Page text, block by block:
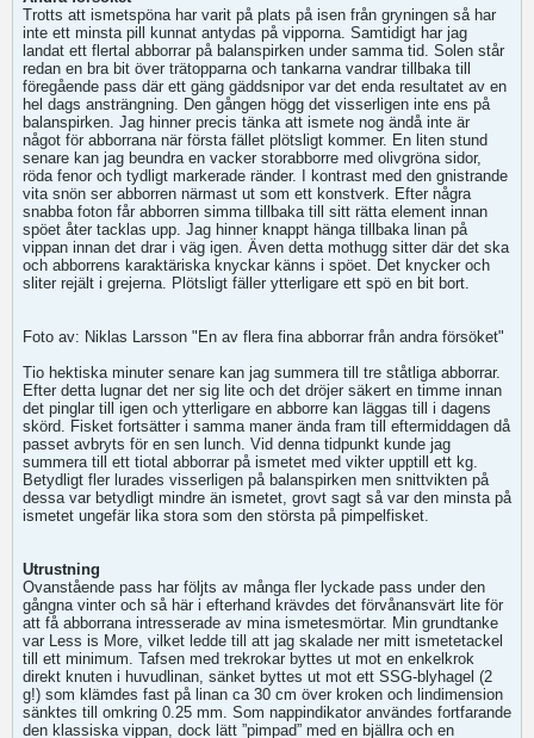
Trotts att ismetspöna har varit på plats på isen från gryningen så har
inte ett minsta pill kunnat antydas på vipporna. Samtidigt har jag
landat ett flertal abborrar på balanspirken under samma tid. Solen står
redan en bra bit över trätopparna och tankarna vandrar tillbaka till
föregående pass där ett gäng gäddsnipor var det enda resultatet av en
hel dags ansträngning. Den gången högg det visserligen inte ens på
balanspirken. Jag hinner precis tänka att ismete nog ändå inte är
något för abborrana när första fället plötsligt kommer. En liten stund
senare kan jag beundra en vacker storabborre med olivgröna sidor,
röda fenor och tydligt markerade ränder. I kontrast med den gnistrande
vita snön ser abborren närmast ut som ett konstverk. Efter några
snabba foton får abborren simma tillbaka till sitt rätta element innan
spöet åter tacklas upp. Jag hinner knappt hänga tillbaka linan på
vippan innan det drar i väg igen. Även detta mothugg sitter där det ska
och abborrens karaktäriska knyckar känns i spöet. Det knycker och
sliter rejält i grejerna. Plötsligt fäller ytterligare ett spö en bit bort.
Foto av: Niklas Larsson "En av flera fina abborrar från andra försöket"
Tio hektiska minuter senare kan jag summera till tre ståtliga abborrar.
Efter detta lugnar det ner sig lite och det dröjer säkert en timme innan
det pinglar till igen och ytterligare en abborre kan läggas till i dagens
skörd. Fisket fortsätter i samma maner ända fram till eftermiddagen då
passet avbryts för en sen lunch. Vid denna tidpunkt kunde jag
summera till ett tiotal abborrar på ismetet med vikter upptill ett kg.
Betydligt fler lurades visserligen på balanspirken men snittvikten på
dessa var betydligt mindre än ismetet, grovt sagt så var den minsta på
ismetet ungefär lika stora som den största på pimpelfisket.
Utrustning
Ovanstående pass har följts av många fler lyckade pass under den
gångna vinter och så här i efterhand krävdes det förvånansvärt lite för
att få abborrana intresserade av mina ismetesmörtar. Min grundtanke
var Less is More, vilket ledde till att jag skalade ner mitt ismetetackel
till ett minimum. Tafsen med trekrokar byttes ut mot en enkelkrok
direkt knuten i huvudlinan, sänket byttes ut mot ett SSG-blyhagel (2
g!) som klämdes fast på linan ca 30 cm över kroken och lindimension
sänktes till omkring 0.25 mm. Som nappindikator användes fortfarande
den klassiska vippan, dock lätt ”pimpad” med en bjällra och en